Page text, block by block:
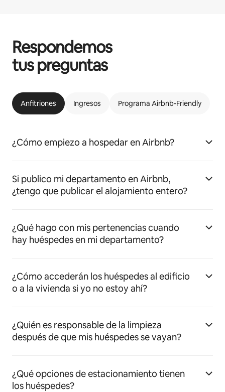
Respondemos
tus preguntas
Anfitriones Ingresos Programa Airbnb-Friendly
¿Cómo empiezo a hospedar en Airbnb?
Si publico mi departamento en Airbnb,
¿tengo que publicar el alojamiento entero?
¿Qué hago con mis pertenencias cuando
hay huéspedes en mi departamento?
¿Cómo accederán los huéspedes al edificio
o a la vivienda si yo no estoy ahí?
¿Quién es responsable de la limpieza
después de que mis huéspedes se vayan?
¿Qué opciones de estacionamiento tienen
los huéspedes?